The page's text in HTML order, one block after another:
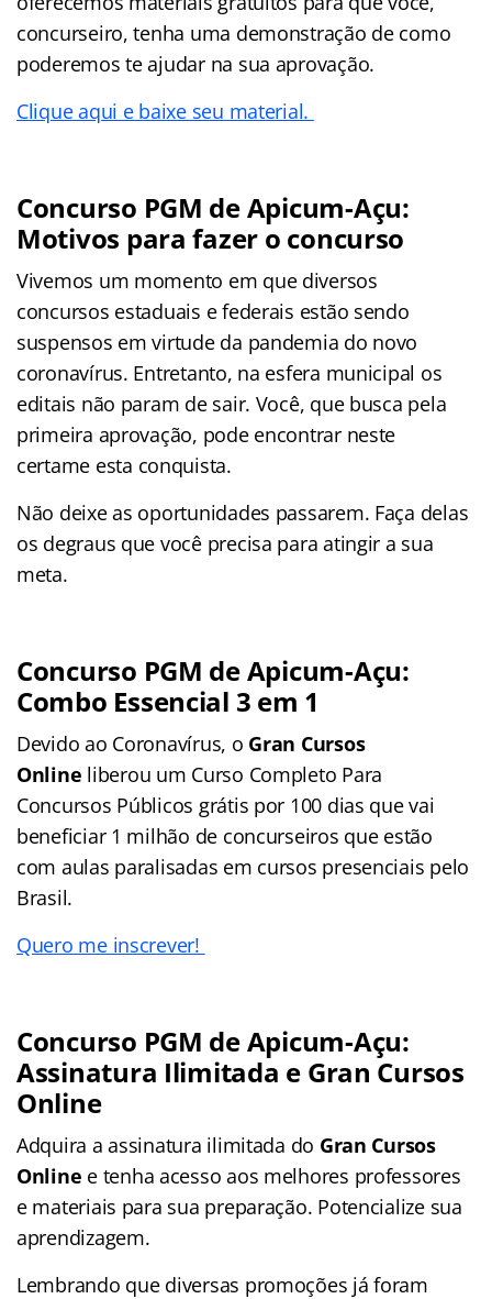
concurseiro, tenha uma demonstração de como
poderemos te ajudar na sua aprovação.
Clique aqui e baixe seu material.
Concurso PGM de Apicum-Açu:
Motivos para fazer o concurso
Vivemos um momento em que diversos
concursos estaduais e federais estão sendo
suspensos em virtude da pandemia do novo
coronavírus. Entretanto, na esfera municipal os
editais não param de sair. Você, que busca pela
primeira aprovação, pode encontrar neste
certame esta conquista.
Não deixe as oportunidades passarem. Faça delas
os degraus que você precisa para atingir a sua
meta.
Concurso PGM de Apicum-Açu:
Combo Essencial 3 em 1
Devido ao Coronavírus, o Gran Cursos
Online liberou um Curso Completo Para
Concursos Públicos grátis por 100 dias que vai
beneficiar 1 milhão de concurseiros que estão
com aulas paralisadas em cursos presenciais pelo
Brasil.
Quero me inscrever!
Concurso PGM de Apicum-Açu:
Assinatura Ilimitada e Gran Cursos
Online
Adquira a assinatura ilimitada do Gran Cursos
Online e tenha acesso aos melhores professores
e materiais para sua preparação. Potencialize sua
aprendizagem.
Lembrando que diversas promoções já foram